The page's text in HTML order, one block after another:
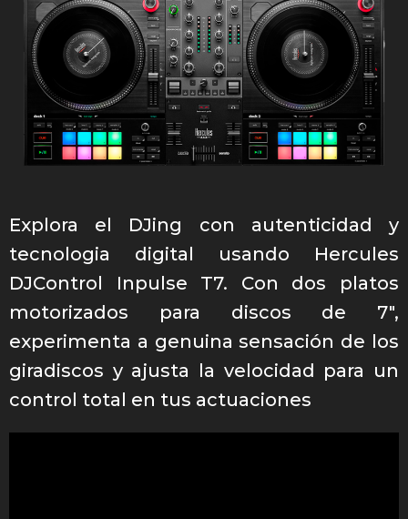
Explora el DJing con autenticidad y
tecnologia digital usando Hercules
DJControl Inpulse T7. Con dos platos
motorizados para discos de 7″,
experimenta a genuina sensación de los
giradiscos y ajusta la velocidad para un
control total en tus actuaciones